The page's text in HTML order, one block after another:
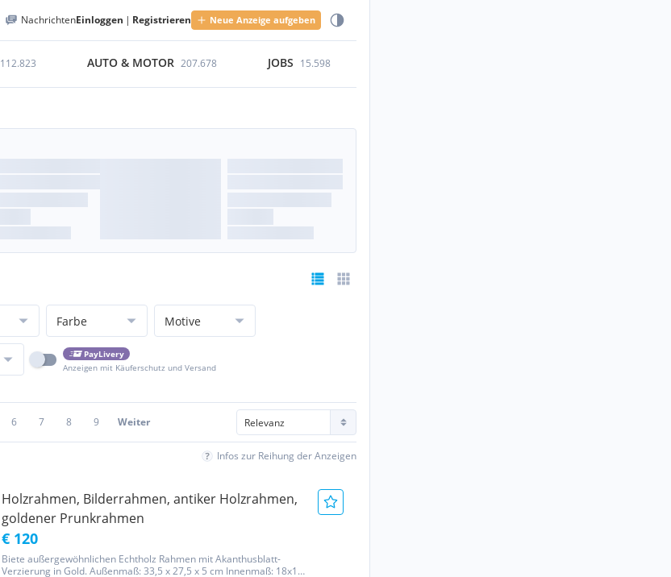
NachrichtenEinloggen | Registrieren Neue Anzeige aufgeben
112.823 AUTO & MOTOR 207.678 JOBS 15.598
Farbe Motive
PayLivery
Anzeigen mit Käuferschutz und Versand
6 7 8 9 Weiter
Infos zur Reihung der Anzeigen
Holzrahmen, Bilderrahmen, antiker Holzrahmen,
goldener Prunkrahmen
€ 120
Biete außergewöhnlichen Echtholz Rahmen mit Akanthusblatt-
Verzierung in Gold. Außenmaß: 33,5 x 27,5 x 5 cm Innenmaß: 18x12